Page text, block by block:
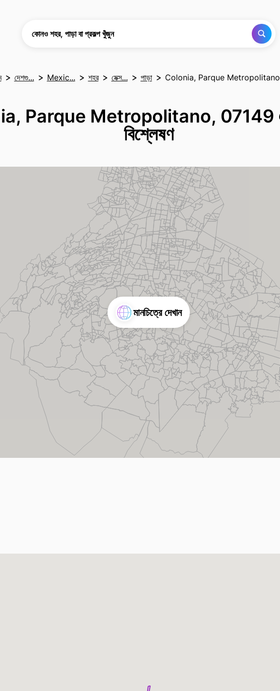
কোনও শহর, পাড়া বা প্রকল্প খুঁজুন
দেশগু... Mexic... শহর মেক্স... পাড়া Colonia, Parque
Parque Metropolitano, 07149 এর
বিশ্লেষণ
মানচিত্রে দেখান